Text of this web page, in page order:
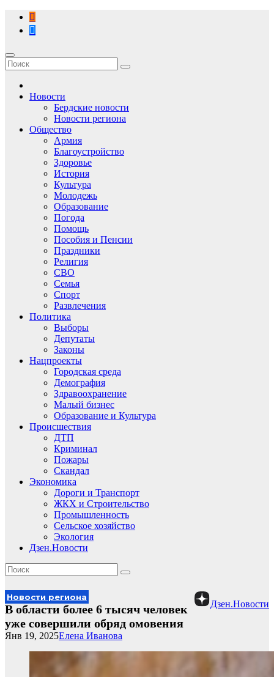
Перейти
содержимому
Новости
Бердские новости
Новости региона
Общество
Армия
Благоустройство
Здоровье
История
Культура
Молодежь
Образование
Погода
Помощь
Пособия и Пенсии
Праздники
Религия
СВО
Семья
Спорт
Развлечения
Политика
Выборы
Депутаты
Законы
Нацпроекты
Городская среда
Демография
Здравоохранение
Малый бизнес
Образование и Культура
Происшествия
ДТП
Криминал
Пожары
Скандал
Экономика
Дороги и Транспорт
ЖКХ и Строительство
Промышленность
Сельское хозяйство
Экология
Дзен.Новости
Дзен.Новости
Новости региона
В области более 6 тысяч человек
уже совершили обряд омовения
Елена Иванова
Янв 19, 2025